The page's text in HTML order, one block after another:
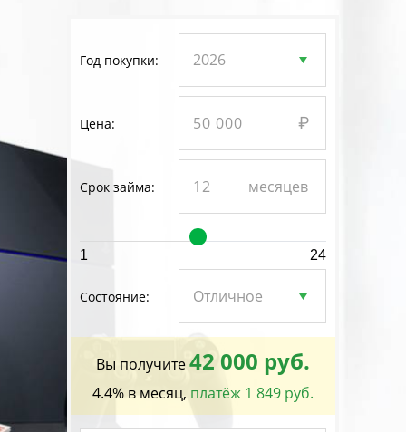
Год покупки:
Цена:
Срок займа:
1 24
Состояние:
Вы получите42 000 руб.
4.4% в месяц, платёж 1 849 руб.